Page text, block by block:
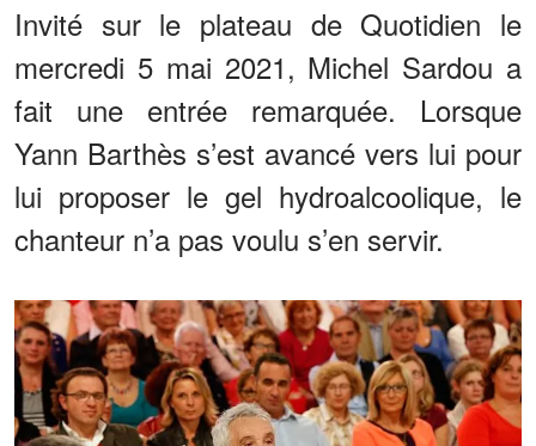
Invité sur le plateau de Quotidien le
mercredi 5 mai 2021, Michel Sardou a
fait une entrée remarquée. Lorsque
Yann Barthès s’est avancé vers lui pour
lui proposer le gel hydroalcoolique, le
chanteur n’a pas voulu s’en servir.